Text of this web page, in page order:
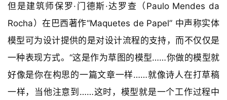
但是建筑师保罗·门德斯·达罗查（Paulo Mendes da
Rocha）在巴西著作“Maquetes de Papel” 中声称实体
模型可为设计提供的是对设计流程的支持，而不仅仅是
一种表现方式。“这是作为草图的模型……你做的模型就
好像是你在构思的一篇文章一样……就像诗人在打草稿
一样，当他注意到……这时，模型就是一个工作过程中